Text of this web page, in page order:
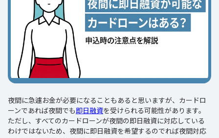
夜間に急遽お金が必要になることもあると思いますが、カードロ
ーンであれば夜間でも即日融資を受けられる可能性があります。
ただし、すべてのカードローンが夜間の即日融資に対応している
わけではないため、夜間に即日融資を希望するのでれば夜間対応